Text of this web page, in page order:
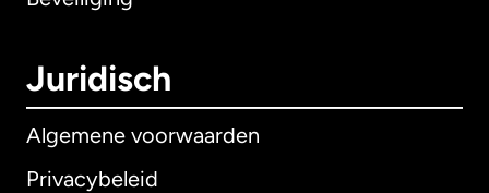
Juridisch
Algemene voorwaarden
Privacybeleid